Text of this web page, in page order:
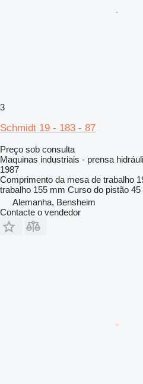
3
Schmidt 19 - 183 - 87
Preço sob consulta
Maquinas industriais - prensa
1987
Comprimento da mesa de trabalho
trabalho 155 mm Curso do pistão 45
Alemanha, Bensheim
Contacte o vendedor